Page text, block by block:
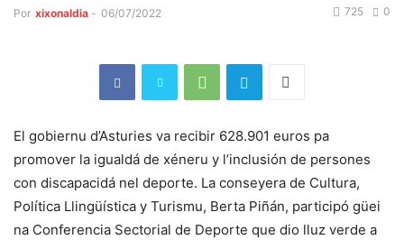
Por xixonaldia - 06/07/2022 0
725
El gobiernu d’Asturies va recibir 628.901 euros pa
promover la igualdá de xéneru y l’inclusión de persones
con discapacidá nel deporte. La conseyera de Cultura,
Política Llingüística y Turismu, Berta Piñán, participó güei
na Conferencia Sectorial de Deporte que dio lluz verde a